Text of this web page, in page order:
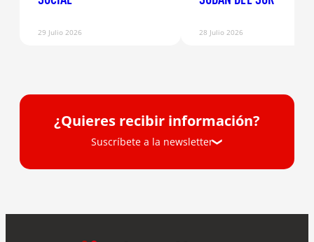
29 Julio 2026 28 Julio 2026
¿Quieres recibir información?
Suscríbete a la newsletter